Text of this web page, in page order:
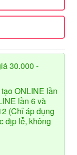
30.000 -
ONLINE lần
lần 6 và
(Chỉ áp dụng
dịp lễ, không